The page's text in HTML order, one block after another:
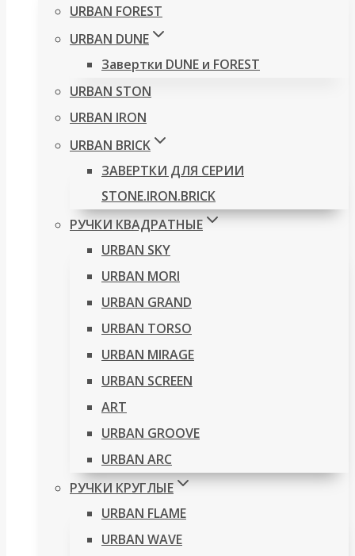
URBAN FOREST
URBAN DUNE
Завертки DUNE и FOREST
URBAN STON
URBAN IRON
URBAN BRICK
ЗАВЕРТКИ ДЛЯ СЕРИИ
STONE.IRON.BRICK
РУЧКИ КВАДРАТНЫЕ
URBAN SKY
URBAN MORI
URBAN GRAND
URBAN TORSO
URBAN MIRAGE
URBAN SCREEN
ART
URBAN GROOVE
URBAN ARC
РУЧКИ КРУГЛЫЕ
URBAN FLAME
URBAN WAVE